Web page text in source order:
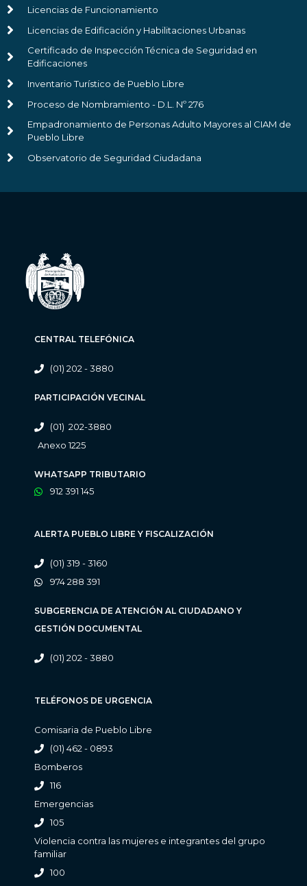
Licencias de Funcionamiento
Licencias de Edificación y Habilitaciones Urbanas
Certificado de Inspección Técnica de Seguridad en
Edificaciones
Inventario Turístico de Pueblo Libre
Proceso de Nombramiento - D.L. Nº 276
Empadronamiento de Personas Adulto Mayores al CIAM de
Pueblo Libre
Observatorio de Seguridad Ciudadana
CENTRAL TELEFÓNICA
(01) 202 - 3880
PARTICIPACIÓN VECINAL
(01) 202-3880
Anexo 1225
WHATSAPP TRIBUTARIO
912 391 145
ALERTA PUEBLO LIBRE Y FISCALIZACIÓN
(01) 319 - 3160
974 288 391
SUBGERENCIA DE ATENCIÓN AL CIUDADANO Y
GESTIÓN DOCUMENTAL
(01) 202 - 3880
TELÉFONOS DE URGENCIA
Comisaria de Pueblo Libre
(01) 462 - 0893
Bomberos
116
Emergencias
105
Violencia contra las mujeres e integrantes del grupo
familiar
100